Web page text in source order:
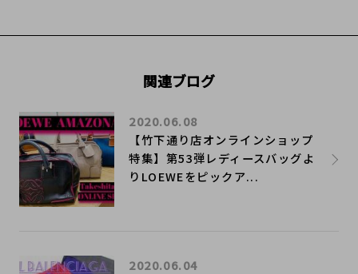
関連ブログ
【竹下通り店オンラインショップ
特集】第53弾レディースバッグよ
りLOEWEをピックア...
2020.06.08
2020.06.04